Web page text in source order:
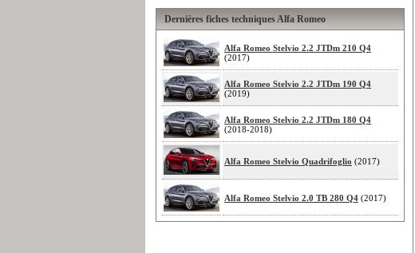
Dernières fiches techniques Alfa Romeo
Alfa Romeo Stelvio 2.2 JTDm 210 Q4
(2017)
Alfa Romeo Stelvio 2.2 JTDm 190 Q4
(2019)
Alfa Romeo Stelvio 2.2 JTDm 180 Q4
(2018-2018)
Alfa Romeo Stelvio Quadrifoglio (2017)
Alfa Romeo Stelvio 2.0 TB 280 Q4 (2017)